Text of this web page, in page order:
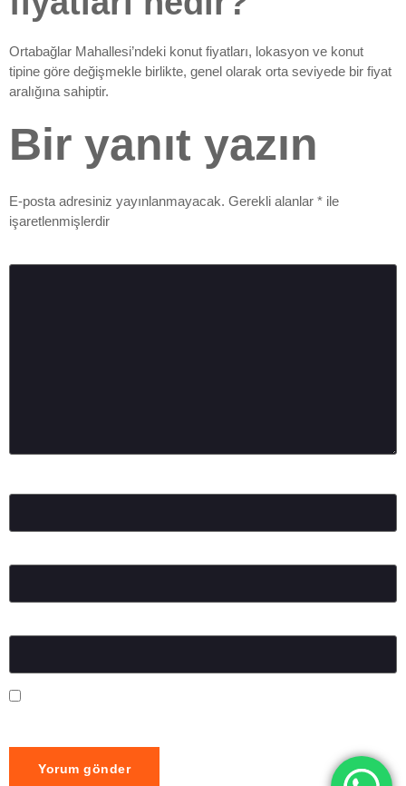
Ortabağlar Mahallesi’ndeki konut fiyatları, lokasyon ve konut
tipine göre değişmekle birlikte, genel olarak orta seviyede bir fiyat
aralığına sahiptir.
Bir yanıt yazın
E-posta adresiniz yayınlanmayacak. Gerekli alanlar * ile
işaretlenmişlerdir